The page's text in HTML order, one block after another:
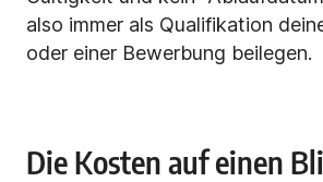
also immer als Qualifikation
oder einer Bewerbung beilegen.
Die Kosten auf einen